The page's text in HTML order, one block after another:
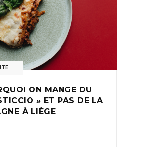
ON MANGE DU
» ET PAS DE LA
À LIÈGE